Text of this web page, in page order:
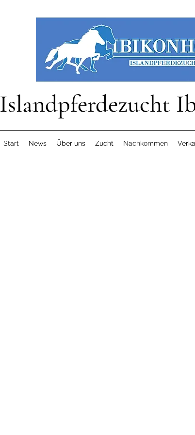
Islandpferdezucht
Start News Über uns Zucht Nachkommen